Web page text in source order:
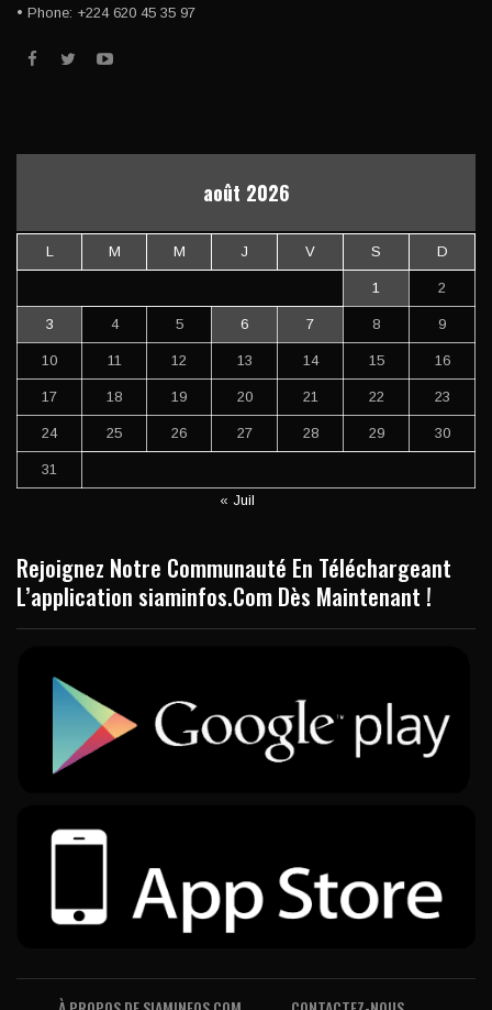
• Phone: +224 620 45 35 97
août 2026
L M M J V S D
1 2
3 4 5 6 7 8 9
10 11 12 13 14 15 16
17 18 19 20 21 22 23
24 25 26 27 28 29 30
31
« Juil
Rejoignez Notre Communauté En Téléchargeant
L’application siaminfos.Com Dès Maintenant !